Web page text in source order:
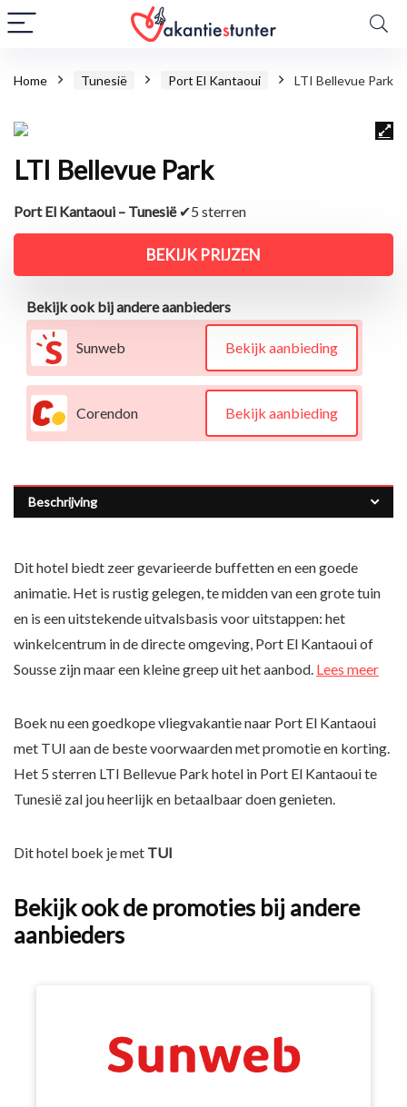
Home Tunesië Port El Kantaoui LTI Bellevue Park
LTI Bellevue Park
Port El Kantaoui – Tunesië✔5 sterren
BEKIJK PRIJZEN
Bekijk ook bij andere aanbieders
Sunweb Bekijk aanbieding
Corendon Bekijk aanbieding
Beschrijving
Dit hotel biedt zeer gevarieerde buffetten en een goede
animatie. Het is rustig gelegen, te midden van een grote tuin
en is een uitstekende uitvalsbasis voor uitstappen: het
winkelcentrum in de directe omgeving, Port El Kantaoui of
Sousse zijn maar een kleine greep uit het aanbod. Lees meer
Boek nu een goedkope vliegvakantie naar Port El Kantaoui
met TUI aan de beste voorwaarden met promotie en korting.
Het 5 sterren LTI Bellevue Park hotel in Port El Kantaoui te
Tunesië zal jou heerlijk en betaalbaar doen genieten.
Dit hotel boek je met TUI
Bekijk ook de promoties bij andere
aanbieders